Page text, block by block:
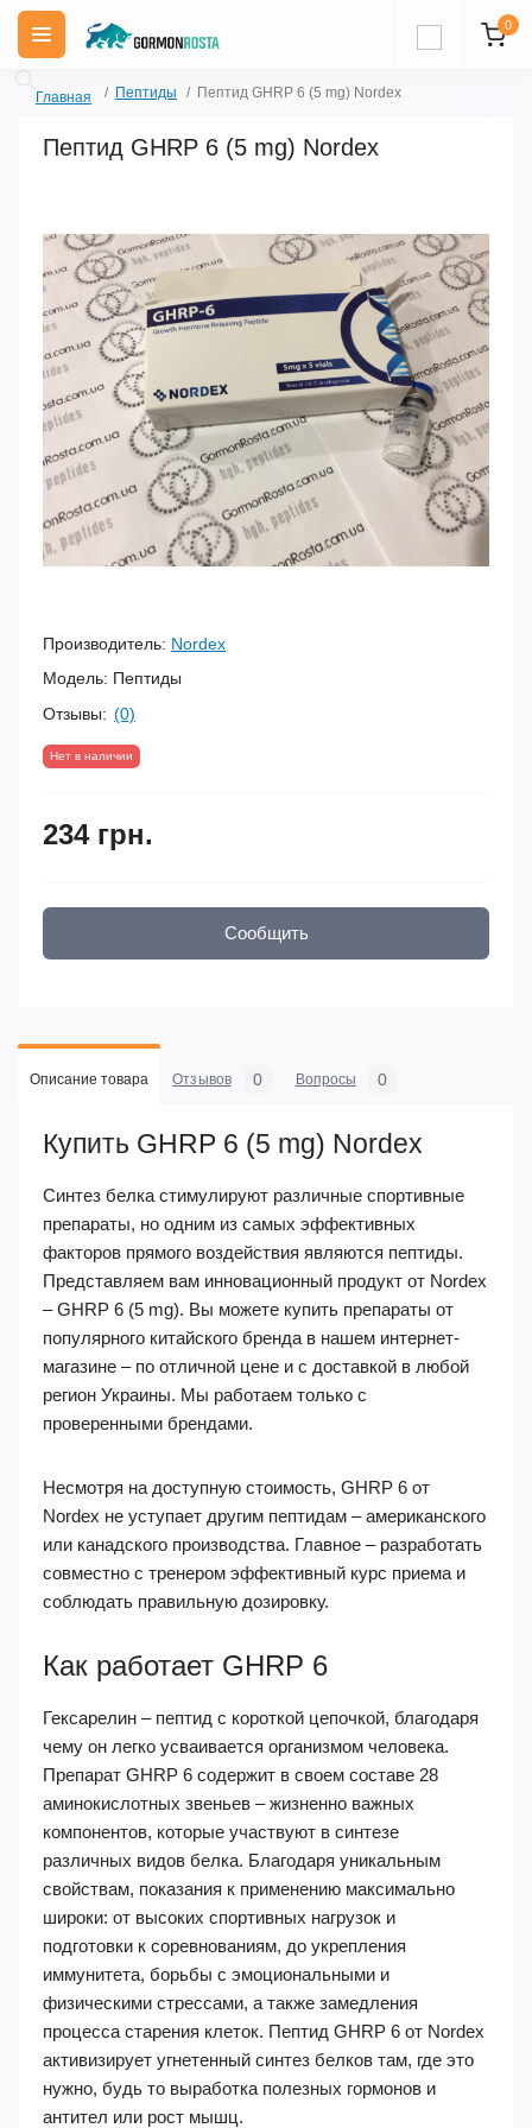
0
Главная Пептиды Пептид GHRP 6 (5 mg) Nordex
Пептид GHRP 6 (5 mg) Nordex
Производитель: Nordex
Модель: Пептиды
Отзывы: (0)
Нет в наличии
234 грн.
Сообщить
Описание товара Отзывов 0 Вопросы 0
Купить GHRP 6 (5 mg) Nordex
Синтез белка стимулируют различные спортивные
препараты, но одним из самых эффективных
факторов прямого воздействия являются пептиды.
Представляем вам инновационный продукт от Nordex
– GHRP 6 (5 mg). Вы можете купить препараты от
популярного китайского бренда в нашем интернет-
магазине – по отличной цене и с доставкой в любой
регион Украины. Мы работаем только с
проверенными брендами.
Несмотря на доступную стоимость, GHRP 6 от
Nordex не уступает другим пептидам – американского
или канадского производства. Главное – разработать
совместно с тренером эффективный курс приема и
соблюдать правильную дозировку.
Как работает GHRP 6
Гексарелин – пептид с короткой цепочкой, благодаря
чему он легко усваивается организмом человека.
Препарат GHRP 6 содержит в своем составе 28
аминокислотных звеньев – жизненно важных
компонентов, которые участвуют в синтезе
различных видов белка. Благодаря уникальным
свойствам, показания к применению максимально
широки: от высоких спортивных нагрузок и
подготовки к соревнованиям, до укрепления
иммунитета, борьбы с эмоциональными и
физическими стрессами, а также замедления
процесса старения клеток. Пептид GHRP 6 от Nordex
активизирует угнетенный синтез белков там, где это
нужно, будь то выработка полезных гормонов и
антител или рост мышц.